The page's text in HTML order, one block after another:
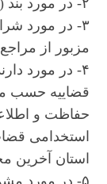
۲- در مورد بند (ز) ماده مذکور از پزشکی قانونی؛
۳- در مورد
مزبور از
۴- در مورد
قضاییه حسب
حفاظت و
استخدامی
استان آخرین